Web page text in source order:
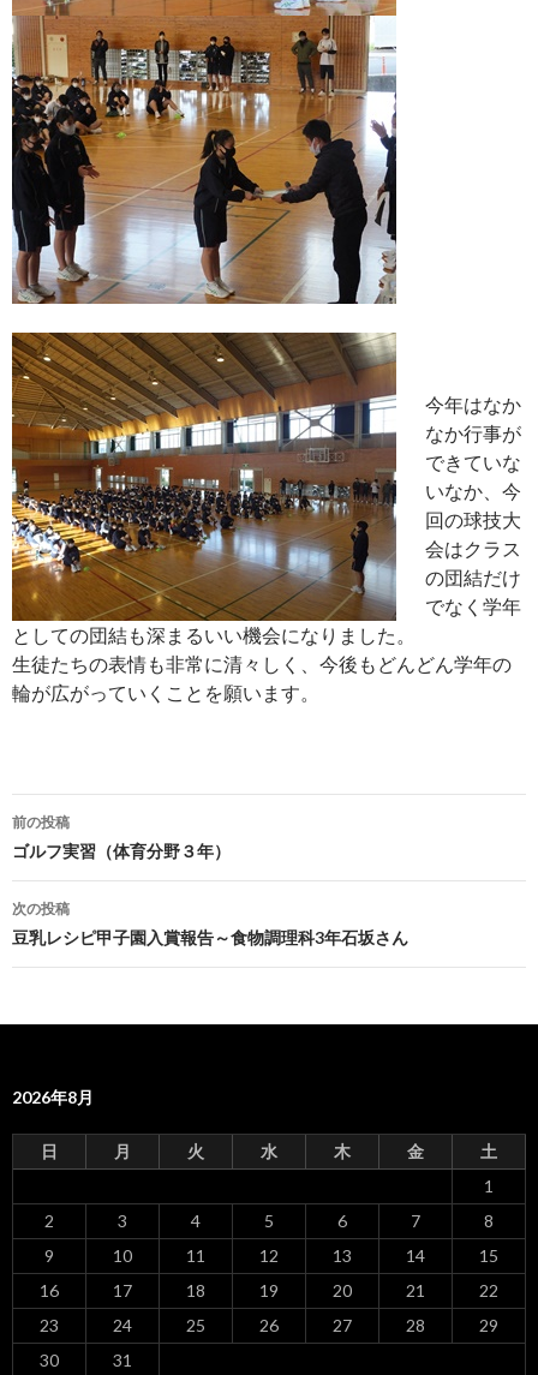
今年はなか
なか行事が
できていな
いなか、今
回の球技大
会はクラス
の団結だけ
でなく学年
としての団結も深まるいい機会になりました。
生徒たちの表情も非常に清々しく、今後もどんどん学年の
輪が広がっていくことを願います。
投
稿
ナ
ゲ
シ
ョ
ン
前の投稿
ゴルフ実習（体育分野３年）
次の投稿
豆乳レシピ甲子園入賞報告～食物調理科3年石坂さん
2026年8月
日 月 火 水 木 金
土
1
2
3 4 5 6 7
8
9
10 11 12 13 14
15
16
17 18 19 20 21
22
23
24 25 26 27 28
29
30
31